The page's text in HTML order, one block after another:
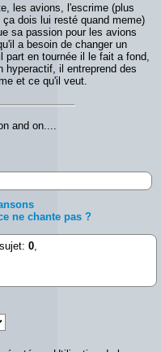
les avions, l'escrime (plus
dois lui resté quand meme)
sa passion pour les avions
a besoin de changer un
en tournée il le fait a fond,
hyperactif, il entreprend des
et ce qu'il veut.
and on....
ne chante pas ?
0